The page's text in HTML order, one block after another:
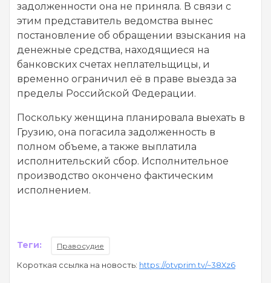
задолженности она не приняла. В связи с
этим представитель ведомства вынес
постановление об обращении взыскания на
денежные средства, находящиеся на
банковских счетах неплательщицы, и
временно ограничил её в праве выезда за
пределы Российской Федерации.
Поскольку женщина планировала выехать в
Грузию, она погасила задолженность в
полном объеме, а также выплатила
исполнительский сбор. Исполнительное
производство окончено фактическим
исполнением.
Теги: Правосудие
Короткая ссылка на новость: https://otvprim.tv/~38Xz6